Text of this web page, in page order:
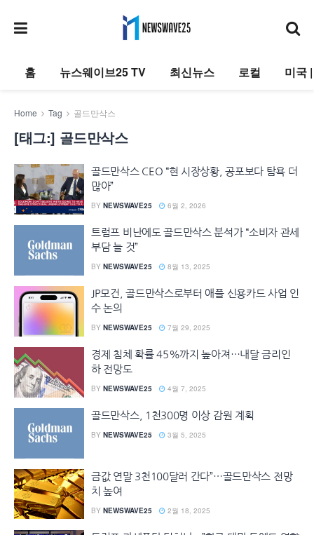
홈 뉴스웨이브25 TV 최신뉴스 로컬 미국
Home Tag 골드만삭스
[태그:] 골드만삭스
골드만삭스 CEO “현 시장상황, 공포보다 탐욕 더
많아”
BY NEWSWAVE25 6월 2, 2026
트럼프 비난에도 골드만삭스 분석가 “소비자 관세
부담 늘 것”
BY NEWSWAVE25 8월 13, 2025
JP모건, 골드만삭스로부터 애플 신용카드 사업 인
수 논의
BY NEWSWAVE25 7월 29, 2025
경제 침체 확률 45%까지 높아져…내달 금리인
하 전망도
BY NEWSWAVE25 4월 7, 2025
골드만삭스, 1천300명 이상 감원 계획
BY NEWSWAVE25 3월 5, 2025
금값 연말 3천100달러 간다”…골드만삭스 전망
치 높여
BY NEWSWAVE25 2월 18, 2025